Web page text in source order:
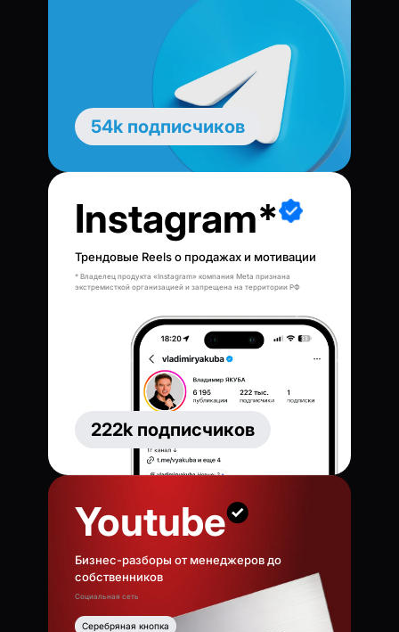
54k подписчиков
Instagram*
Трендовые Reels о продажах и мотивации
* Владелец продукта «Instagram» компания Meta признана
экстремисткой организацией и запрещена на территории РФ
222k подписчиков
Youtube
Бизнес-разборы от менеджеров до
собственников
Социальная сеть
Серебряная кнопка